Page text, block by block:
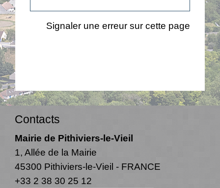
Signaler une erreur sur cette page
Contacts
Mairie de Pithiviers-le-Vieil
1, Allée de la Mairie
45300 Pithiviers-le-Vieil - FRANCE
+33 2 38 30 25 12